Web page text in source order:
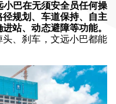
小巴在无须安全员任何操
规划、车道保持、自主
站、动态避障等功能。
、刹车，文远小巴都能